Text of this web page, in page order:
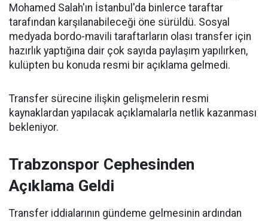
Mohamed Salah'ın İstanbul'da binlerce taraftar
tarafından karşılanabileceği öne sürüldü. Sosyal
medyada bordo-mavili taraftarların olası transfer için
hazırlık yaptığına dair çok sayıda paylaşım yapılırken,
kulüpten bu konuda resmi bir açıklama gelmedi.
Transfer sürecine ilişkin gelişmelerin resmi
kaynaklardan yapılacak açıklamalarla netlik kazanması
bekleniyor.
Trabzonspor Cephesinden
Açıklama Geldi
Transfer iddialarının gündeme gelmesinin ardından